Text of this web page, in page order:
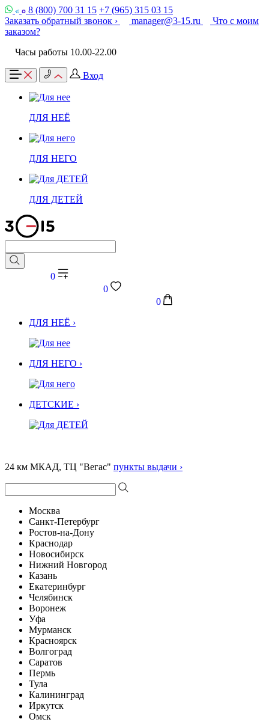
8 (800) 700 31 15 +7 (965) 315 03 15
Заказать обратный звонок ›
manager@3-15.ru
Что с моим
заказом?
Часы работы 10.00-22.00
Вход
ДЛЯ НЕЁ
ДЛЯ НЕГО
ДЛЯ ДЕТЕЙ
0
0
0
ДЛЯ НЕЁ ›
ДЛЯ НЕГО ›
ДЕТСКИЕ ›
24 км МКАД, ТЦ "Вегас" пункты выдачи ›
Москва
Санкт-Петербург
Ростов-на-Дону
Краснодар
Новосибирск
Нижний Новгород
Казань
Екатеринбург
Челябинск
Воронеж
Уфа
Мурманск
Красноярск
Волгоград
Саратов
Пермь
Тула
Калининград
Иркутск
Омск